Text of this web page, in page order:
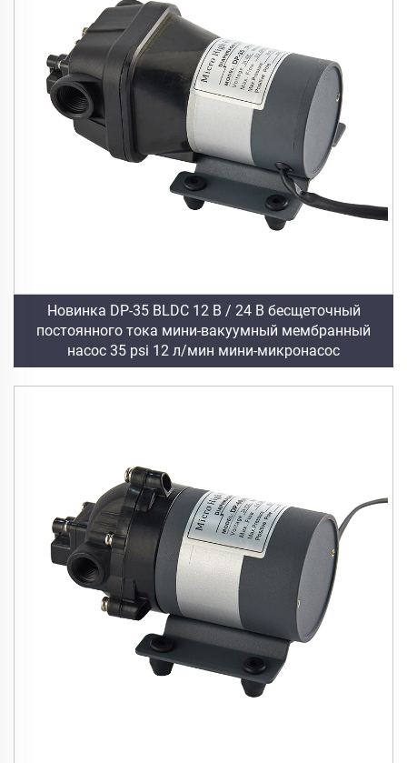
Новинка DP-35 BLDC 12 В / 24 В бесщеточный
постоянного тока мини-вакуумный мембранный
насос 35 psi 12 л/мин мини-микронасос